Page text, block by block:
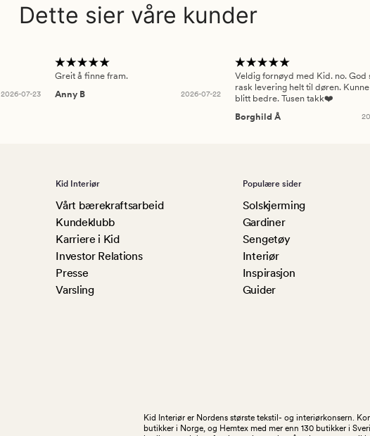
Dette sier våre kunder
2026-07-23
Greit å finne fram.
Anny B
2026-07-22
Veldig fornøyd med Kid. no. God
rask levering helt til døren.
blitt bedre. Tusen takk❤️
Borghild Å
Kid Interiør
Vårt bærekraftsarbeid
Kundeklubb
Karriere i Kid
Investor Relations
Presse
Varsling
Populære sider
Solskjerming
Gardiner
Sengetøy
Interiør
Inspirasjon
Guider
Kid Interiør er Nordens største tekstil- og interiørkonsern.
butikker i Norge, og Hemtex med mer enn 130 butikker i